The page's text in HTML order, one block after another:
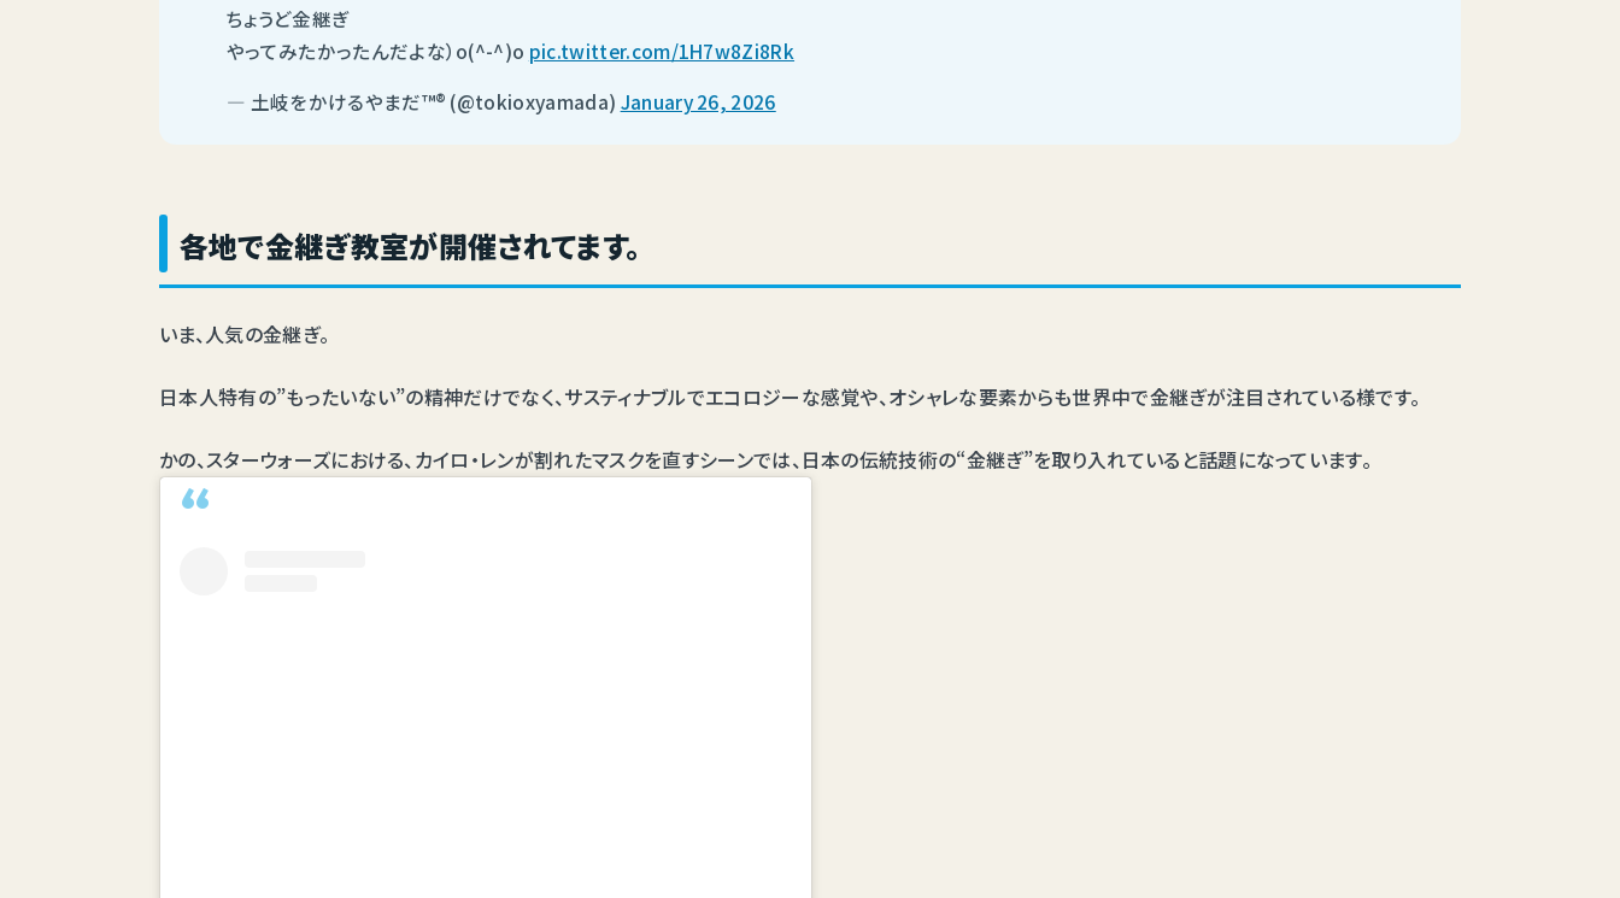
ちょうど金継ぎ
やってみたかったんだよな）o(^-^)o pic.twitter.com/1H7w8Zi8Rk
— 土岐をかけるやまだ™️®️ (@tokioxyamada) January 26, 2026
各地で金継ぎ教室が開催されてます。
いま、人気の金継ぎ。
日本人特有の”もったいない”の精神だけでなく、サスティナブルでエコロジーな感覚や、オシャレな要素からも世界中で金継ぎが注目されている様です。
かの、スターウォーズにおける、カイロ・レンが割れたマスクを直すシーンでは、日本の伝統技術の“金継ぎ”を取り入れていると話題になっています。